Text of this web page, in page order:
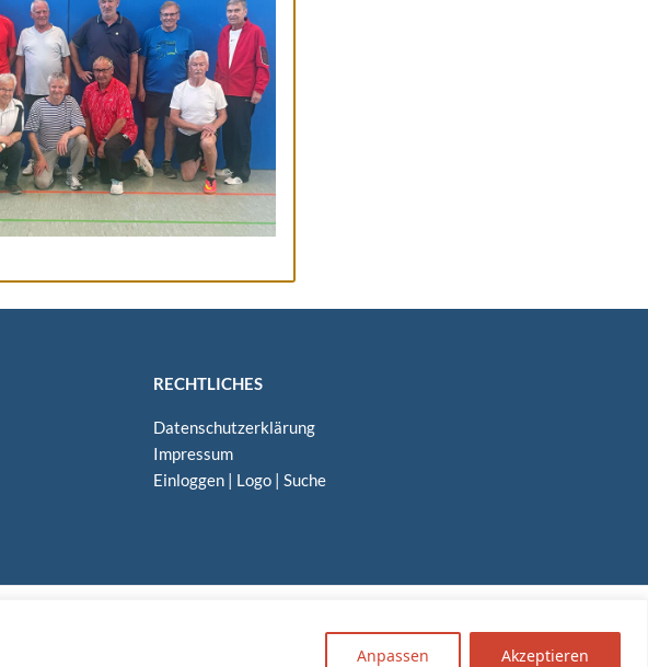
Anpassen Akzeptieren
RECHT­LI­CHES
Daten­schutz­er­klä­rung
Impres­sum
Ein­log­gen | Logo | Suche